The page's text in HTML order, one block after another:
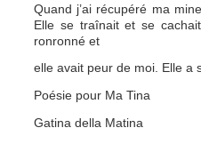
Quand j’ai récupéré ma
Elle se traînait et se
ronronné et
elle avait peur de moi. Elle a
Poésie pour Ma Tina
Gatina della Matina